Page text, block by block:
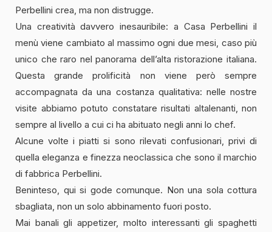
Perbellini crea, ma non distrugge.
Una creatività davvero inesauribile: a Casa Perbellini il
menù viene cambiato al massimo ogni due mesi, caso più
unico che raro nel panorama dell’alta ristorazione italiana.
Questa grande prolificità non viene però sempre
accompagnata da una costanza qualitativa: nelle nostre
visite abbiamo potuto constatare risultati altalenanti, non
sempre al livello a cui ci ha abituato negli anni lo chef.
Alcune volte i piatti si sono rilevati confusionari, privi di
quella eleganza e finezza neoclassica che sono il marchio
di fabbrica Perbellini.
Beninteso, qui si gode comunque. Non una sola cottura
sbagliata, non un solo abbinamento fuori posto.
Mai banali gli appetizer, molto interessanti gli spaghetti